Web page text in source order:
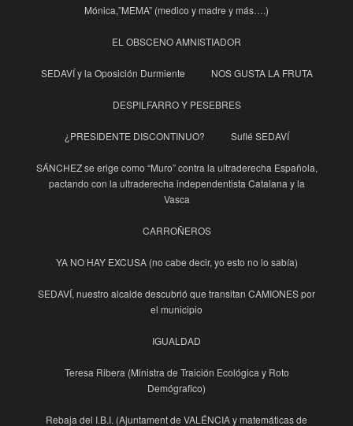
Mónica,”MEMA” (medico y madre y más….)
EL OBSCENO AMNISTIADOR
SEDAVÍ y la Oposición Durmiente NOS GUSTA LA FRUTA
DESPILFARRO Y PESEBRES
¿PRESIDENTE DISCONTINUO? Suflé SEDAVÍ
SÁNCHEZ se erige como “Muro” contra la ultraderecha Española,
pactando con la ultraderecha independentista Catalana y la
Vasca
CARROÑEROS
YA NO HAY EXCUSA (no cabe decir, yo esto no lo sabía)
SEDAVÍ, nuestro alcalde descubrió que transitan CAMIONES por
el municipio
IGUALDAD
Teresa Ribera (Ministra de Traición Ecológica y Roto
Demógrafico)
Rebaja del I.B.I. (Ajuntament de VALÉNCIA y matemáticas de